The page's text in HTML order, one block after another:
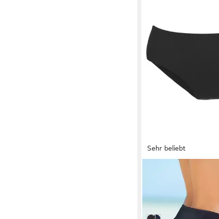
Sehr beliebt
Bikini-Hose
29,99 €
lieferbar in 3 Wochen